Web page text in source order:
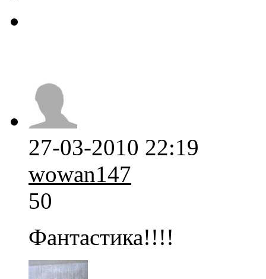
27-03-2010 22:19
wowan147
50
Фантастика!!!!